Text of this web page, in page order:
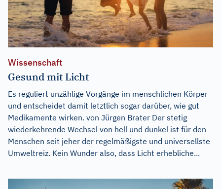
Wissenschaft
Gesund mit Licht
Es reguliert unzählige Vorgänge im menschlichen Körper
und entscheidet damit letztlich sogar darüber, wie gut
Medikamente wirken. von Jürgen Brater Der stetig
wiederkehrende Wechsel von hell und dunkel ist für den
Menschen seit jeher der regelmäßigste und universellste
Umweltreiz. Kein Wunder also, dass Licht erhebliche...